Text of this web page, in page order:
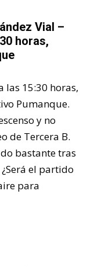
Vial –
horas,
las 15:30 horas,
Pumanque.
y no
de Tercera B.
bastante tras
el partido
para